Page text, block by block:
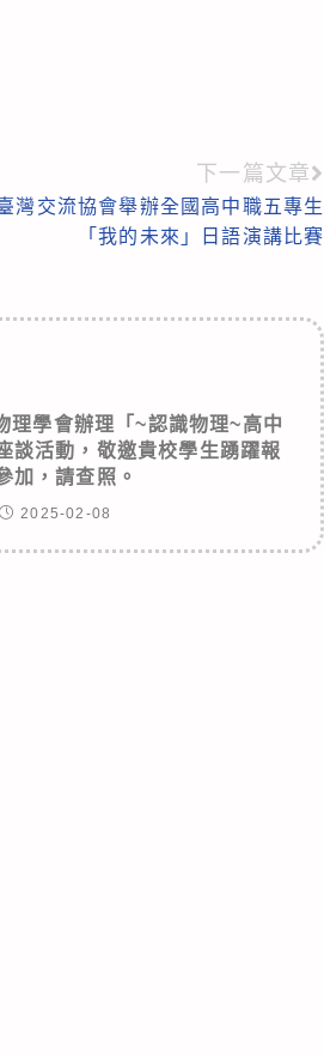
下一篇文章
灣交流協會舉辦全國高中職五專生
「我的未來」日語演講比賽
理學會辦理「~認識物理~高中
談活動，敬邀貴校學生踴躍報
加，請查照。
2025-02-08